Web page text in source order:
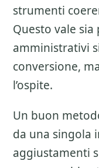
strumenti
Questo vale
amministrativi
conversione,
l’ospite.
Un buon
da una singola
aggiustamenti